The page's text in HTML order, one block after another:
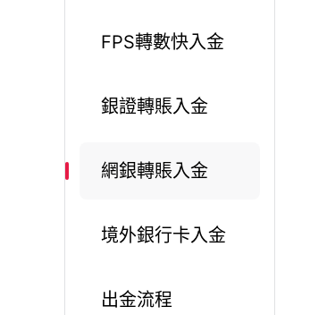
FPS轉數快入金
銀證轉賬入金
網銀轉賬入金
境外銀行卡入金
出金流程